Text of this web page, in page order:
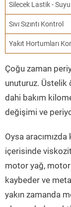
Silecek Lastik -
Sıvı Sızıntı Kontrol
Yakıt Hortumları
Çoğu zaman
unuturuz. Üstelik
dahi bakım
değişimi ve
Oysa aracımızda
içerisinde
motor yağ,
kaybeder ve
yakın zamanda